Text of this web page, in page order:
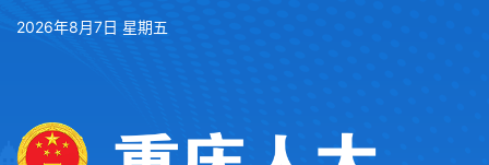
2026年8月7日 星期五